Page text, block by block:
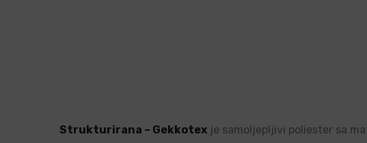
Strukturirana – Gekkotex je samoljepljivi poliester sa